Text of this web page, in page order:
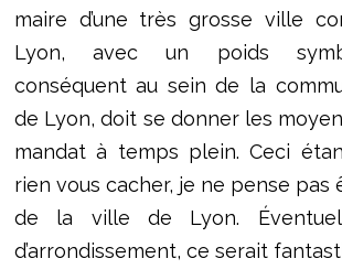
maire d’une très grosse ville
Lyon, avec un poids
conséquent au sein de la
de Lyon, doit se donner les
mandat à temps plein. Ceci
rien vous cacher, je ne pense pas
de la ville de Lyon.
d’arrondissement, ce serait